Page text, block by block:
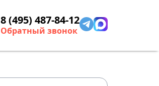
8 (495) 487-84-12
Обратный звонок